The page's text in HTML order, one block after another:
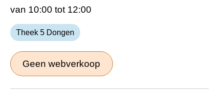
van 10:00 tot 12:00
Theek 5 Dongen
Geen webverkoop